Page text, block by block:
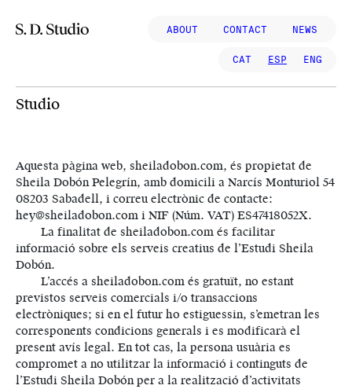
Navegación principal ABOUT CONTACT NEWS
CAT ESP ENG
Studio
Aquesta pàgina web, sheiladobon.com, és propietat de
Sheila Dobón Pelegrín, amb domicili a Narcís Monturiol 54
08203 Sabadell, i correu electrònic de contacte:
hey@sheiladobon.com i NIF (Núm. VAT) ES47418052X.
La finalitat de sheiladobon.com és facilitar
informació sobre els serveis creatius de l’Estudi Sheila
Dobón.
L’accés a sheiladobon.com és gratuït, no estant
previstos serveis comercials i/o transaccions
electròniques; si en el futur ho estiguessin, s’emetran les
corresponents condicions generals i es modificarà el
present avís legal. En tot cas, la persona usuària es
compromet a no utilitzar la informació i continguts de
l’Estudi Sheila Dobón per a la realització d’activitats